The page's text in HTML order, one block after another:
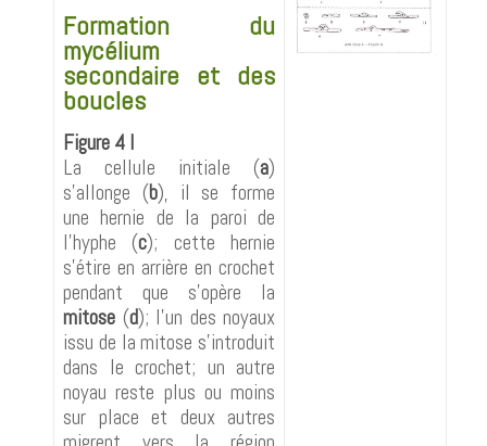
Formation du
mycélium
secondaire et des
boucles
Figure 4 I
La cellule initiale (a)
s'allonge (b), il se forme
une hernie de la paroi de
l'hyphe (c); cette hernie
s'étire en arrière en crochet
pendant que s'opère la
mitose (d); l'un des noyaux
issu de la mitose s'introduit
dans le crochet; un autre
noyau reste plus ou moins
sur place et deux autres